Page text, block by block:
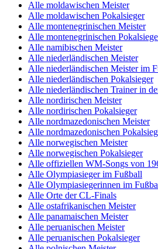
Alle moldawischen Meister
Alle moldawischen Pokalsieger
Alle montenegrinischen Meister
Alle montenegrinischen
Alle namibischen Meister
Alle niederländischen Meister
Alle niederländischen Meister im
Alle niederländischen Pokalsieger
Alle niederländischen Trainer in
Alle nordirischen Meister
Alle nordirischen Pokalsieger
Alle nordmazedonischen Meister
Alle nordmazedonischen
Alle norwegischen Meister
Alle norwegischen Pokalsieger
Alle offiziellen WM-Songs von
Alle Olympiasieger im Fußball
Alle Olympiasiegerinnen im
Alle Orte der CL-Finals
Alle ostafrikanischen Meister
Alle panamaischen Meister
Alle peruanischen Meister
Alle peruanischen Pokalsieger